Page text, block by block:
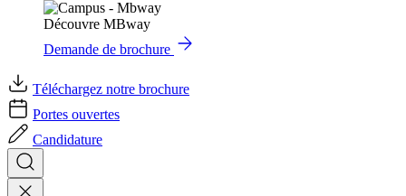
Découvre MBway
Demande de brochure
Téléchargez notre brochure
Portes ouvertes
Candidature